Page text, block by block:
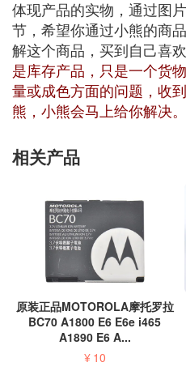
体现产品的实物，通过图
节，希望你通过小熊的商
解这个商品，买到自己喜欢
是库存产品，只是一个货
量或成色方面的问题，收
熊，小熊会马上给你解决。
相关产品
原装正品MOTOROLA摩托罗拉
BC70 A1800 E6 E6e i465
A1890 E6 A...
¥ 10